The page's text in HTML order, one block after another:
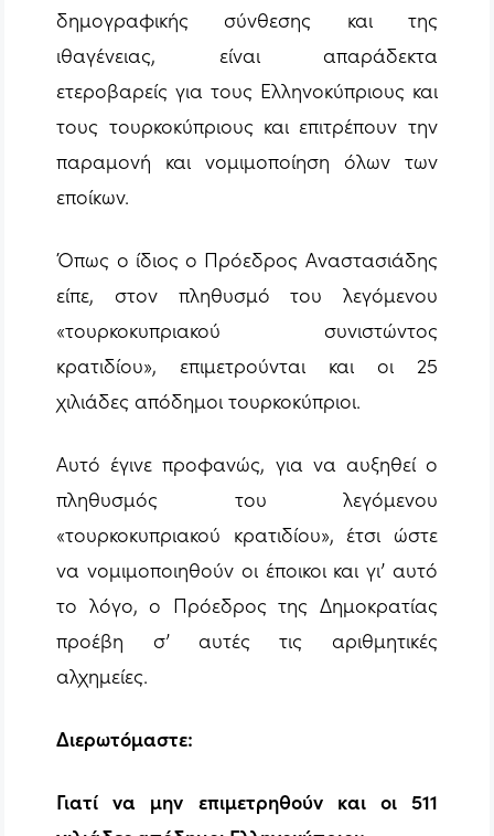
δημογραφικής σύνθεσης και της
ιθαγένειας, είναι απαράδεκτα
ετεροβαρείς για τους Ελληνοκύπριους και
τους τουρκοκύπριους και επιτρέπουν την
παραμονή και νομιμοποίηση όλων των
εποίκων.
Όπως ο ίδιος ο Πρόεδρος Αναστασιάδης
είπε, στον πληθυσμό του λεγόμενου
«τουρκοκυπριακού συνιστώντος
κρατιδίου», επιμετρούνται και οι 25
χιλιάδες απόδημοι τουρκοκύπριοι.
Αυτό έγινε προφανώς, για να αυξηθεί ο
πληθυσμός του λεγόμενου
«τουρκοκυπριακού κρατιδίου», έτσι ώστε
να νομιμοποιηθούν οι έποικοι και γι’ αυτό
το λόγο, ο Πρόεδρος της Δημοκρατίας
προέβη σ’ αυτές τις αριθμητικές
αλχημείες.
Διερωτόμαστε:
Γιατί να μην επιμετρηθούν και οι 511